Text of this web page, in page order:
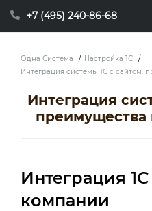
+7 (495) 240-86-68
Одна Система / Настройка 1С
/
Интеграция системы 1С с сайтом:
Интеграция
преимущества
Интеграция
компании